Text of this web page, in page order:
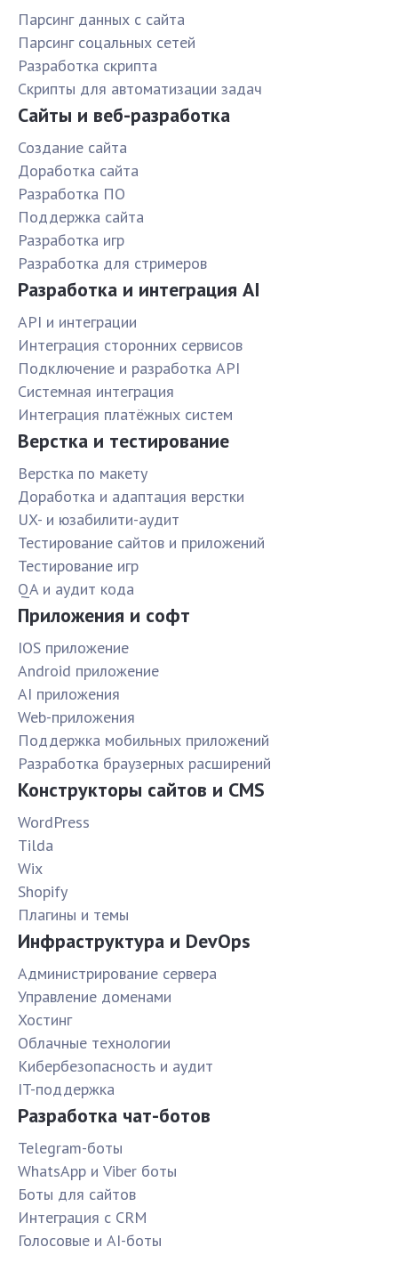
Парсинг данных с сайта
Парсинг соцальных сетей
Разработка скрипта
Скрипты для автоматизации задач
Сайты и веб-разработка
Создание сайта
Доработка сайта
Разработка ПО
Поддержка сайта
Разработка игр
Разработка для стримеров
Разработка и интеграция AI
API и интеграции
Интеграция сторонних сервисов
Подключение и разработка API
Системная интеграция
Интеграция платёжных систем
Верстка и тестирование
Верстка по макету
Доработка и адаптация верстки
UX- и юзабилити-аудит
Тестирование сайтов и приложений
Тестирование игр
QA и аудит кода
Приложения и софт
IOS приложение
Android приложение
AI приложения
Web-приложения
Поддержка мобильных приложений
Разработка браузерных расширений
Конструкторы сайтов и CMS
WordPress
Tilda
Wix
Shopify
Плагины и темы
Инфраструктура и DevOps
Администрирование сервера
Управление доменами
Хостинг
Облачные технологии
Кибербезопасность и аудит
IT-поддержка
Разработка чат-ботов
Telegram-боты
WhatsApp и Viber боты
Боты для сайтов
Интеграция с CRM
Голосовые и AI-боты